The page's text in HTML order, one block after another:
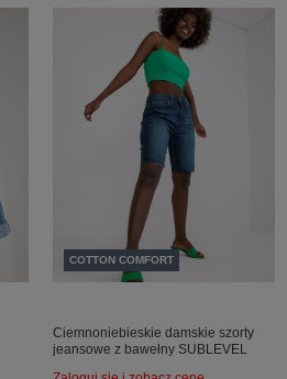
COTTON COMFORT
Ciemnoniebieskie damskie szorty
jeansowe z bawełny SUBLEVEL